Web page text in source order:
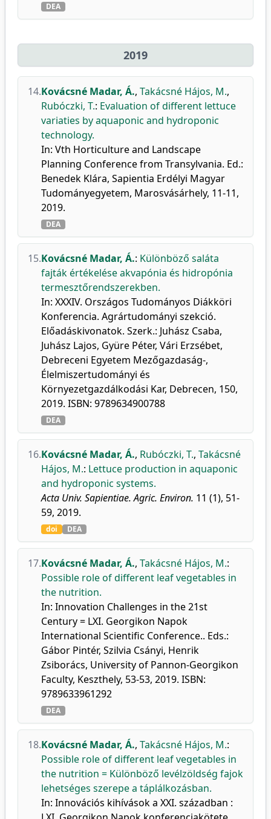
DEA
2019
14.Kovácsné Madar, Á., Takácsné Hájos, M.,
Rubóczki, T.: Evaluation of different lettuce
variaties by aquaponic and hydroponic
technology.
In: Vth Horticulture and Landscape
Planning Conference from Transylvania. Ed.:
Benedek Klára, Sapientia Erdélyi Magyar
Tudományegyetem, Marosvásárhely, 11-11,
2019.
DEA
15.Kovácsné Madar, Á.: Különböző saláta
fajták értékelése akvapónia és hidropónia
termesztőrendszerekben.
In: XXXIV. Országos Tudományos Diákköri
Konferencia. Agrártudományi szekció.
Előadáskivonatok. Szerk.: Juhász Csaba,
Juhász Lajos, Gyüre Péter, Vári Erzsébet,
Debreceni Egyetem Mezőgazdaság-,
Élelmiszertudományi és
Környezetgazdálkodási Kar, Debrecen, 150,
2019. ISBN: 9789634900788
DEA
16.Kovácsné Madar, Á., Rubóczki, T., Takácsné
Hájos, M.: Lettuce production in aquaponic
and hydroponic systems.
Acta Univ. Sapientiae. Agric. Environ. 11 (1), 51-
59, 2019.
doi DEA
17.Kovácsné Madar, Á., Takácsné Hájos, M.:
Possible role of different leaf vegetables in
the nutrition.
In: Innovation Challenges in the 21st
Century = LXI. Georgikon Napok
International Scientific Conference.. Eds.:
Gábor Pintér, Szilvia Csányi, Henrik
Zsiborács, University of Pannon-Georgikon
Faculty, Keszthely, 53-53, 2019. ISBN:
9789633961292
DEA
18.Kovácsné Madar, Á., Takácsné Hájos, M.:
Possible role of different leaf vegetables in
the nutrition = Különböző levélzöldség fajok
lehetséges szerepe a táplálkozásban.
In: Innovációs kihívások a XXI. században :